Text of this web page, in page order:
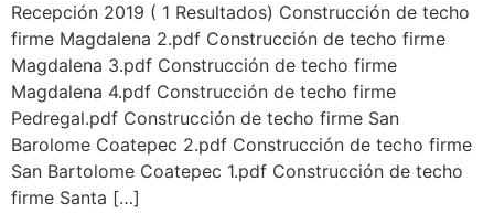
Recepción 2019 ( 1 Resultados) Construcción de techo
firme Magdalena 2.pdf Construcción de techo firme
Magdalena 3.pdf Construcción de techo firme
Magdalena 4.pdf Construcción de techo firme
Pedregal.pdf Construcción de techo firme San
Barolome Coatepec 2.pdf Construcción de techo firme
San Bartolome Coatepec 1.pdf Construcción de techo
firme Santa […]